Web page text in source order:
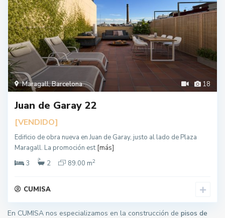
18
Maragall,Barcelona
Juan de Garay 22
[VENDIDO]
Edificio de obra nueva en Juan de Garay, justo al lado de Plaza
Maragall. La promoción est [más]
3
2 89.00 m2
CUMISA
En CUMISA nos especializamos en la construcción de pisos de